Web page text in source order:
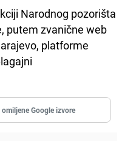
Narodnog pozorišta
putem zvanične web
platforme
Google izvore